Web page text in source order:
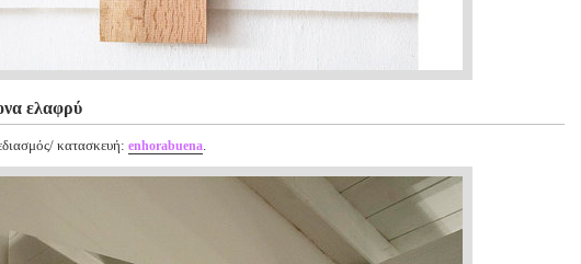
ελαφρύ
κατασκευή: enhorabuena.